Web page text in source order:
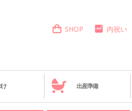
SHOP 内祝い
出産準備